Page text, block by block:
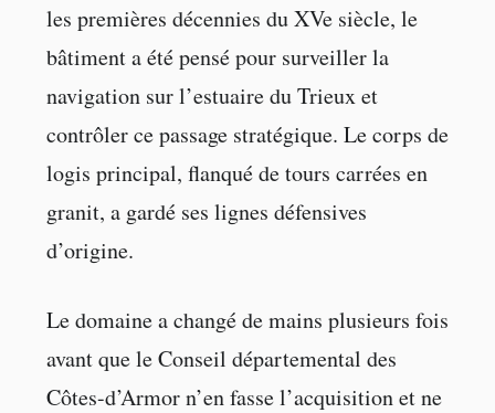
les premières décennies du XVe siècle, le
bâtiment a été pensé pour surveiller la
navigation sur l’estuaire du Trieux et
contrôler ce passage stratégique. Le corps de
logis principal, flanqué de tours carrées en
granit, a gardé ses lignes défensives
d’origine.
Le domaine a changé de mains plusieurs fois
avant que le Conseil départemental des
Côtes-d’Armor n’en fasse l’acquisition et ne